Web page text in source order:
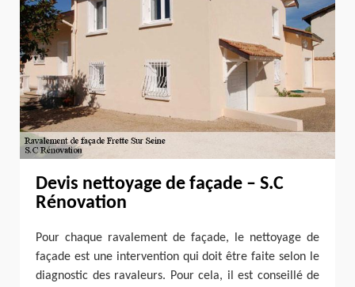
Devis nettoyage de façade – S.C
Rénovation
Pour chaque ravalement de façade, le nettoyage de
façade est une intervention qui doit être faite selon le
diagnostic des ravaleurs. Pour cela, il est conseillé de